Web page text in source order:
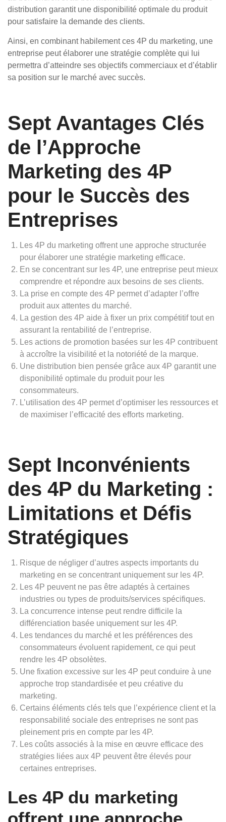
distribution garantit une disponibilité optimale du produit
pour satisfaire la demande des clients.
Ainsi, en combinant habilement ces 4P du marketing, une
entreprise peut élaborer une stratégie complète qui lui
permettra d’atteindre ses objectifs commerciaux et d’établir
sa position sur le marché avec succès.
Sept Avantages Clés
de l’Approche
Marketing des 4P
pour le Succès des
Entreprises
Les 4P du marketing offrent une approche structurée
pour élaborer une stratégie marketing efficace.
En se concentrant sur les 4P, une entreprise peut mieux
comprendre et répondre aux besoins de ses clients.
La prise en compte des 4P permet d’adapter l’offre
produit aux attentes du marché.
La gestion des 4P aide à fixer un prix compétitif tout en
assurant la rentabilité de l’entreprise.
Les actions de promotion basées sur les 4P contribuent
à accroître la visibilité et la notoriété de la marque.
Une distribution bien pensée grâce aux 4P garantit une
disponibilité optimale du produit pour les
consommateurs.
L’utilisation des 4P permet d’optimiser les ressources et
de maximiser l’efficacité des efforts marketing.
Sept Inconvénients
des 4P du Marketing :
Limitations et Défis
Stratégiques
Risque de négliger d’autres aspects importants du
marketing en se concentrant uniquement sur les 4P.
Les 4P peuvent ne pas être adaptés à certaines
industries ou types de produits/services spécifiques.
La concurrence intense peut rendre difficile la
différenciation basée uniquement sur les 4P.
Les tendances du marché et les préférences des
consommateurs évoluent rapidement, ce qui peut
rendre les 4P obsolètes.
Une fixation excessive sur les 4P peut conduire à une
approche trop standardisée et peu créative du
marketing.
Certains éléments clés tels que l’expérience client et la
responsabilité sociale des entreprises ne sont pas
pleinement pris en compte par les 4P.
Les coûts associés à la mise en œuvre efficace des
stratégies liées aux 4P peuvent être élevés pour
certaines entreprises.
Les 4P du marketing